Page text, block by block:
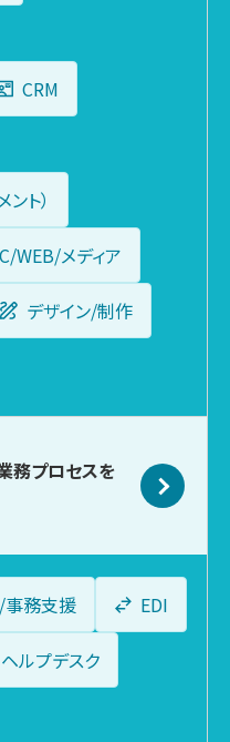
CRM
ト）
WEB/メディア
デザイン/制作
務プロセスを
事務支援 EDI
ヘルプデスク